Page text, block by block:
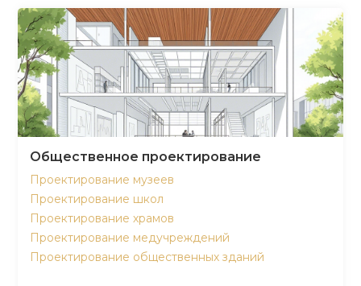
Общественное проектирование
Проектирование музеев
Проектирование школ
Проектирование храмов
Проектирование медучреждений
Проектирование общественных зданий